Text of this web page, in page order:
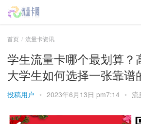
首页 流量卡资讯
学生流量卡哪个最划算？
大学生如何选择一张靠谱
投稿用户 • 2023年6月13日 pm7:14 • 流